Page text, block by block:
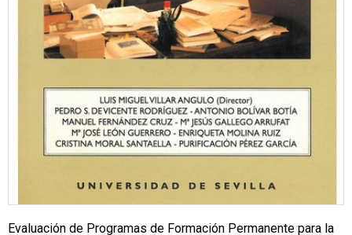
Evaluación de Programas de Formación Permanente para la